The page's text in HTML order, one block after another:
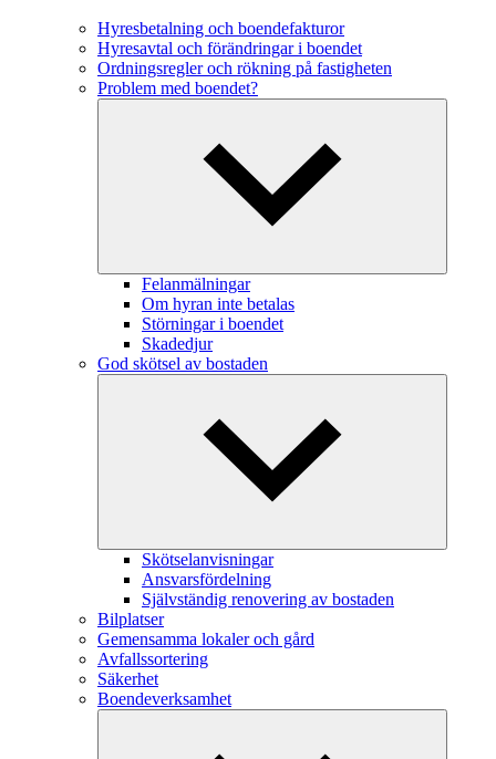
Hyresbetalning och boendefakturor
Hyresavtal och förändringar i boendet
Ordningsregler och rökning på fastigheten
Problem med boendet?
Felanmälningar
Om hyran inte betalas
Störningar i boendet
Skadedjur
God skötsel av bostaden
Skötselanvisningar
Ansvarsfördelning
Självständig renovering av bostaden
Bilplatser
Gemensamma lokaler och gård
Avfallssortering
Säkerhet
Boendeverksamhet